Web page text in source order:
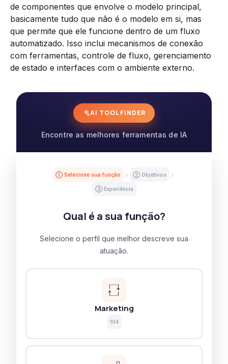
de componentes que envolve o modelo principal,
basicamente tudo que não é o modelo em si, mas
que permite que ele funcione dentro de um fluxo
automatizado. Isso inclui mecanismos de conexão
com ferramentas, controle de fluxo, gerenciamento
de estado e interfaces com o ambiente externo.
AI TOOL FINDER
Encontre as melhores ferramentas de IA
① Selecione sua função ② Objetivos
③ Experiência
Qual é a sua função?
Selecione o perfil que melhor descreve sua
atuação.
Marketing
104